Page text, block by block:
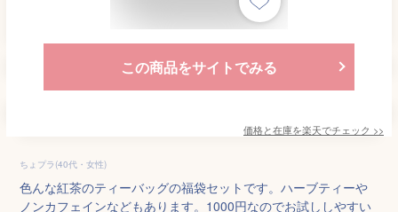
この商品をサイトでみる
価格と在庫を楽天でチェック >>
ちょプラ(40代・女性)
色んな紅茶のティーバッグの福袋セットです。ハーブティーや
ノンカフェインなどもあります。1000円なのでお試ししやすい